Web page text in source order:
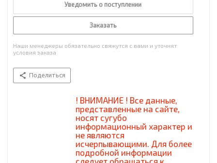
Уведомить о поступлении
Заказать
Наши менеджеры обязательно свяжутся с вами и уточнят
условия заказа
Поделиться
! ВНИМАНИЕ ! Все данные,
представленные на сайте,
носят сугубо
информационный характер и
не являются
исчерпывающими. Для более
подробной информации
следует обращаться к